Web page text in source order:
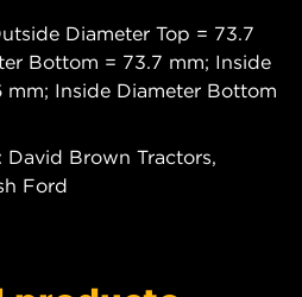
Diameter Top = 73.7
Bottom = 73.7 mm; Inside
mm; Inside Diameter Bottom
Brown Tractors,
Ford